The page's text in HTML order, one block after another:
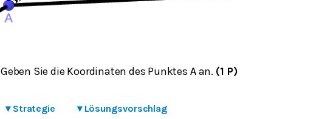
Geben Sie die Koordinaten des Punktes Aan. (1 P)
▾ Strategie ▾ Lösungsvorschlag